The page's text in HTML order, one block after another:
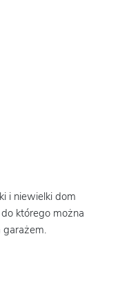
i niewielki dom
którego można
garażem.